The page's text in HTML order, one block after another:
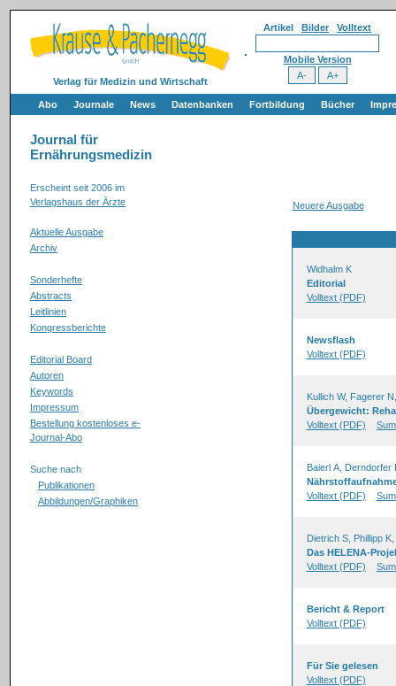
Verlag für Medizin und Wirtschaft
Artikel Bilder Volltext
Mobile Version
Abo Journale News Datenbanken Fortbildung Bücher
Journal für
Ernährungsmedizin
Erscheint seit 2006 im
Verlagshaus der Ärzte
Aktuelle Ausgabe
Archiv
Sonderhefte
Abstracts
Leitlinien
Kongressberichte
Editorial Board
Autoren
Keywords
Impressum
Bestellung kostenloses e-
Journal-Abo
Suche nach
Publikationen
Abbildungen/Graphiken
Neuere Ausgabe
Widhalm K
Editorial
Volltext (PDF)
Newsflash
Volltext (PDF)
Kullich W, Fagerer
Übergewicht:
Volltext (PDF)
Baierl A, Derndorfer
Volltext (PDF)
Dietrich S, Phillipp
Das HELENA-
Volltext (PDF)
Bericht & Report
Volltext (PDF)
Für Sie gelesen
Volltext (PDF)